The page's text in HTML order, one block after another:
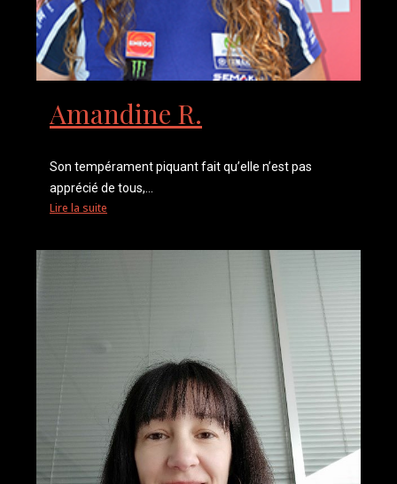
Amandine R.
Son tempérament piquant fait qu’elle n’est pas
apprécié de tous,...
Lire la suite